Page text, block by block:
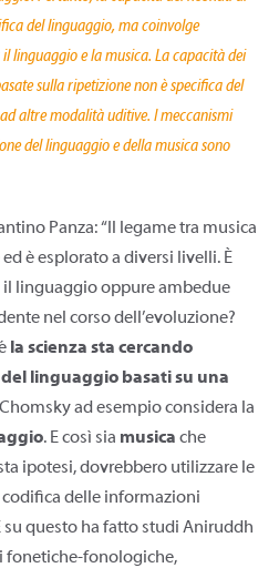
del linguaggio, ma coinvolge
linguaggio e la musica. La capacità dei
sulla ripetizione non è specifica del
altre modalità uditive. I meccanismi
del linguaggio e della musica sono
Panza: “Il legame tra musica
è esplorato a diversi livelli. È
il linguaggio oppure ambedue
nel corso dell’evoluzione?
la scienza sta cercando
linguaggio basati su una
ad esempio considera la
. E così sia musica che
ipotesi, dovrebbero utilizzare le
codifica delle informazioni
su questo ha fatto studi Aniruddh
fonetiche-fonologiche,